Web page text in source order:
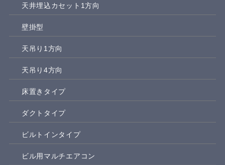
天井埋込カセット1方向
壁掛型
天吊り1方向
天吊り4方向
床置きタイプ
ダクトタイプ
ビルトインタイプ
ビル用マルチエアコン